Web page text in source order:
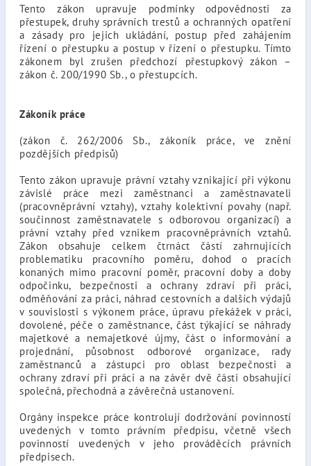
Tento zákon upravuje podmínky odpovědnosti za
přestupek, druhy správních trestů a ochranných opatření
a zásady pro jejich ukládání, postup před zahájením
řízení o přestupku a postup v řízení o přestupku. Tímto
zákonem byl zrušen předchozí přestupkový zákon –
zákon č. 200/1990 Sb., o přestupcích.
Zákoník práce
(zákon č. 262/2006 Sb., zákoník práce, ve znění
pozdějších předpisů)
Tento zákon upravuje právní vztahy vznikající při výkonu
závislé práce mezi zaměstnanci a zaměstnavateli
(pracovněprávní vztahy), vztahy kolektivní povahy (např.
součinnost zaměstnavatele s odborovou organizací) a
právní vztahy před vznikem pracovněprávních vztahů.
Zákon obsahuje celkem čtrnáct částí zahrnujících
problematiku pracovního poměru, dohod o pracích
konaných mimo pracovní poměr, pracovní doby a doby
odpočinku, bezpečnosti a ochrany zdraví při práci,
odměňování za práci, náhrad cestovních a dalších výdajů
v souvislosti s výkonem práce, úpravu překážek v práci,
dovolené, péče o zaměstnance, část týkající se náhrady
majetkové a nemajetkové újmy, část o informování a
projednání, působnost odborové organizace, rady
zaměstnanců a zástupci pro oblast bezpečnosti a
ochrany zdraví při práci a na závěr dvě části obsahující
společná, přechodná a závěrečná ustanovení.
Orgány inspekce práce kontrolují dodržování povinností
uvedených v tomto právním předpisu, včetně všech
povinností uvedených v jeho prováděcích právních
předpisech.